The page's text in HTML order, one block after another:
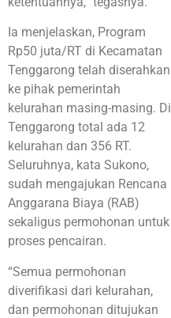
Ia menjelaskan, Program
Rp50 juta/RT di Kecamatan
Tenggarong telah diserahkan
ke pihak pemerintah
kelurahan masing-masing. Di
Tenggarong total ada 12
kelurahan dan 356 RT.
Seluruhnya, kata Sukono,
sudah mengajukan Rencana
Anggarana Biaya (RAB)
sekaligus permohonan untuk
proses pencairan.
“Semua permohonan
diverifikasi dari kelurahan,
dan permohonan ditujukan